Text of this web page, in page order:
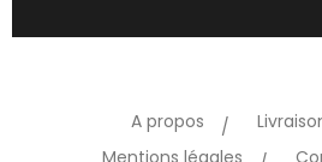
A propos